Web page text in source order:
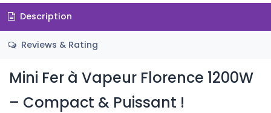
Description
Reviews & Rating
Mini Fer à Vapeur Florence 1200W
– Compact & Puissant !